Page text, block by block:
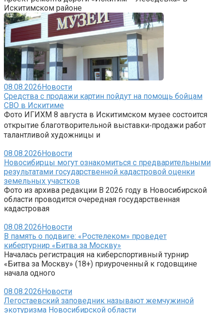
Искитимском районе
08.08.2026Новости
Средства с продажи картин пойдут на помощь бойцам
СВО в Искитиме
Фото ИГИХМ 8 августа в Искитимском музее состоится
открытие благотворительной выставки‑продажи работ
талантливой художницы и
08.08.2026Новости
Новосибирцы могут ознакомиться с предварительными
результатами государственной кадастровой оценки
земельных участков
Фото из архива редакции В 2026 году в Новосибирской
области проводится очередная государственная
кадастровая
08.08.2026Новости
В память о подвиге: «Ростелеком» проведет
кибертурнир «Битва за Москву»
Началась регистрация на киберспортивный турнир
«Битва за Москву» (18+) приуроченный к годовщине
начала одного
08.08.2026Новости
Легостаевский заповедник называют жемчужиной
экотуризма Новосибирской области